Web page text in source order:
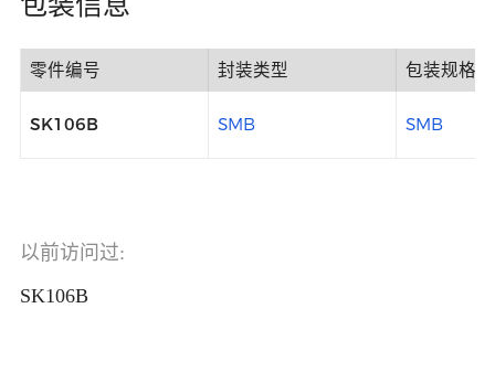
零件编号 封装类型 包装规格
SK106B SMB SMB
以前访问过:
SK106B